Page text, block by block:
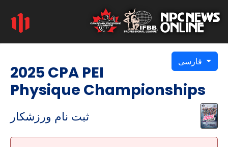
2025 CPA PEI
Physique Championships
ثبت نام ورزشکار